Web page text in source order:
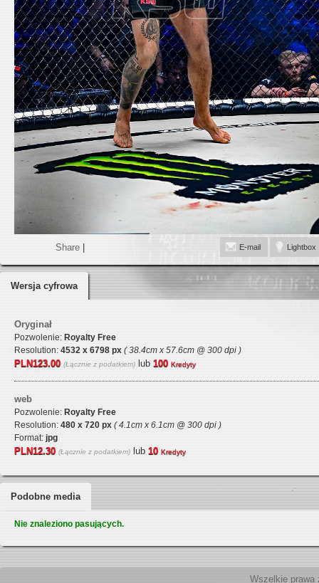
Share Lightbox
E-mail
Wersja cyfrowa
Oryginał
Pozwolenie: Royalty Free
Resolution: 4532 x 6798 px ( 38.4cm x 57.6cm @ 300 dpi )
PLN123.00 (Łącznie z podatkiem) lub 100 Kredyty
web
Pozwolenie: Royalty Free
Resolution: 480 x 720 px ( 4.1cm x 6.1cm @ 300 dpi )
Format: jpg
PLN12.30 (Łącznie z podatkiem) lub 10 Kredyty
Podobne media
Nie znaleziono pasujących.